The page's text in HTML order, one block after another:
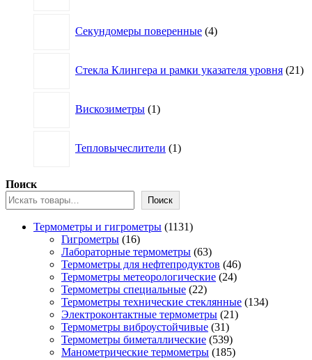
Секундомеры поверенные 4товара
Стекла Клингера и рамки указателя уровня 21
Вискозиметры 1товар
Тепловычеслители 1товар
Поиск
Поиск
Термометры и гигрометры 11311131
Гигрометры 1616
товаров
Лабораторные термометры 6363
товара
Термометры для нефтепродуктов 4646
Термометры метеорологические 2424
Термометры специальные 2222
товара
Термометры технические стеклянные 134134
Электроконтактные термометры 2121
Термометры виброустойчивые 3131
товар
Термометры биметаллические 539539
товаров
Манометрические термометры 185185